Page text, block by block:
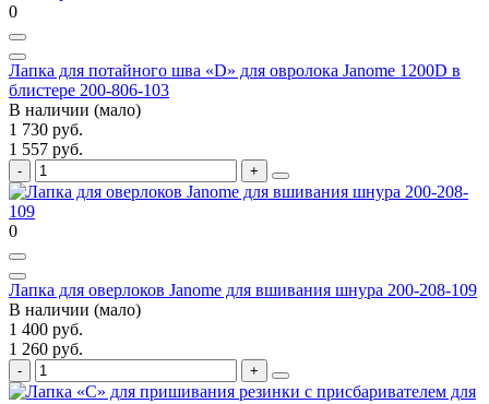
0
Лапка для потайного шва «D» для овролока Janome 1200D в
блистере 200-806-103
В наличии (мало)
1 730 руб.
1 557 руб.
0
Лапка для оверлоков Janome для вшивания шнура 200-208-109
В наличии (мало)
1 400 руб.
1 260 руб.